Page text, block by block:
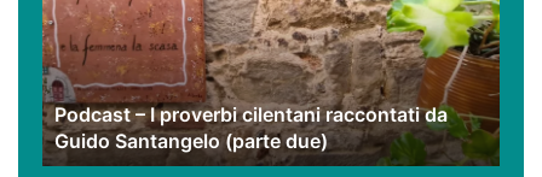
cilentani
raccontati
da
Guido
Santangelo
(parte
due)
Podcast – I proverbi cilentani raccontati da
Guido Santangelo (parte due)